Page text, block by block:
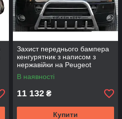
Захист переднього бампера
кенгурятник з написом з
нержавійки на Peugeot
Partner 1996-2008
В наявності
11 132 ₴
Купити